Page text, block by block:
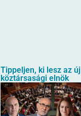
Tippeljen, ki lesz az új
köztársasági elnök